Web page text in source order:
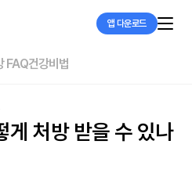
앱 다운로드
FAQ건강비법
게 처방 받을 수 있나